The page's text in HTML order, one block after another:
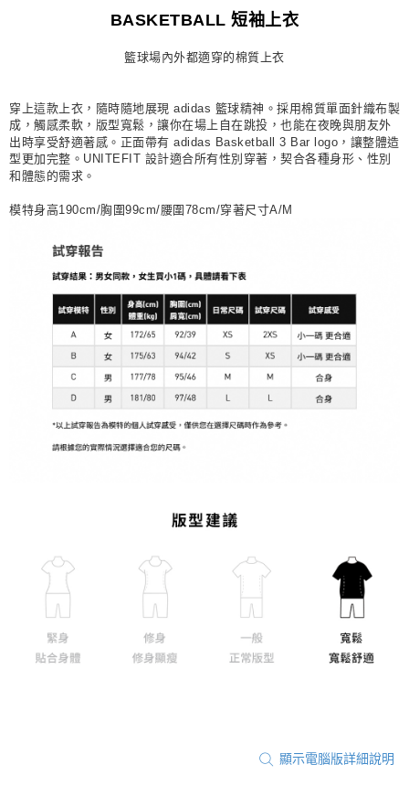
每筆NT$80，滿NT$1,500(含以上)免運費
每筆NT$80，滿NT$1,500(含以上)免運費
付款後門市自取
每筆NT$80，滿NT$1,500(含以上)免運費
BASKETBALL 短袖上衣
籃球場內外都適穿的棉質上衣
穿上這款上衣，隨時隨地展現 adidas 籃球精神。採用棉質單面針織布製
成，觸感柔軟，版型寬鬆，讓你在場上自在跳投，也能在夜晚與朋友外
出時享受舒適著感。正面帶有 adidas Basketball 3 Bar logo，讓整體造
型更加完整。UNITEFIT 設計適合所有性別穿著，契合各種身形、性別
和體態的需求。
模特身高190cm/胸圍99cm/腰圍78cm/穿著尺寸A/M
顯示電腦版詳細說明